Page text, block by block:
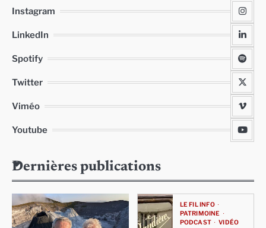
Instagram
LinkedIn
Spotify
Twitter
Viméo
Youtube
Dernières publications
LE FIL INFO
PATRIMOINE
PODCAST
VIDÉO